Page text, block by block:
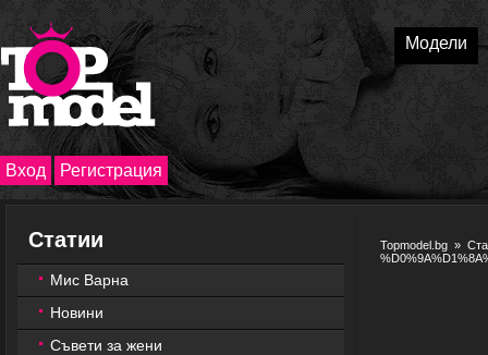
Модели
Вход Регистрация
Статии
Мис Варна
Новини
Съвети за жени
Topmodel.bg »